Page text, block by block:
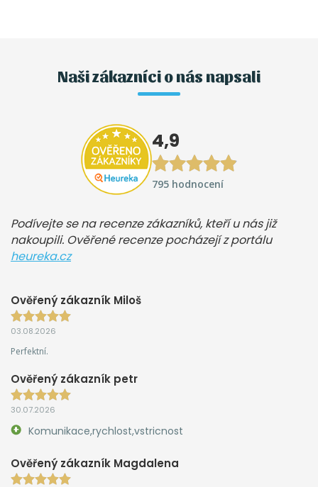
Naši zákazníci o nás napsali
4,9
795 hodnocení
Podívejte se na recenze zákazníků, kteří u nás již
nakoupili. Ověřené recenze pocházejí z portálu
heureka.cz
Ověřený zákazník Miloš
03.08.2026
Perfektní.
Ověřený zákazník petr
30.07.2026
Komunikace,rychlost,vstricnost
Ověřený zákazník Magdalena